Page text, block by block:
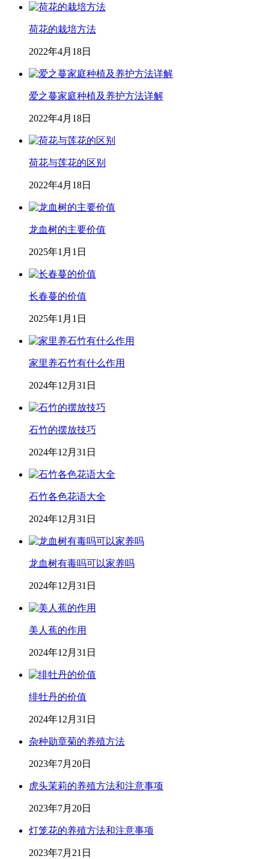
荷花的栽培方法
2022年4月18日
爱之蔓家庭种植及养护方法详解
2022年4月18日
荷花与莲花的区别
2022年4月18日
龙血树的主要价值
2025年1月1日
长春蔓的价值
2025年1月1日
家里养石竹有什么作用
2024年12月31日
石竹的摆放技巧
2024年12月31日
石竹各色花语大全
2024年12月31日
龙血树有毒吗可以家养吗
2024年12月31日
美人蕉的作用
2024年12月31日
绯牡丹的价值
2024年12月31日
杂种勋章菊的养殖方法
2023年7月20日
虎头茉莉的养殖方法和注意事项
2023年7月20日
灯笼花的养殖方法和注意事项
2023年7月21日